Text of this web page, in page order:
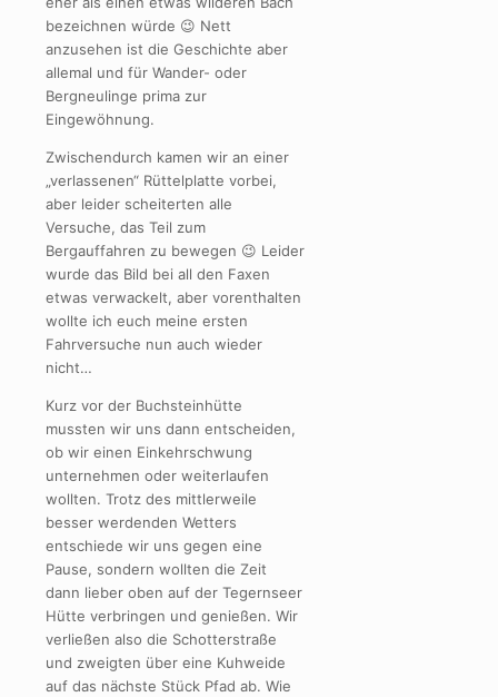
bezeichnen würde 😉 Nett
anzusehen ist die Geschichte aber
allemal und für Wander- oder
Bergneulinge prima zur
Eingewöhnung.
Zwischendurch kamen wir an einer
„verlassenen“ Rüttelplatte vorbei,
aber leider scheiterten alle
Versuche, das Teil zum
Bergauffahren zu bewegen 😉 Leider
wurde das Bild bei all den Faxen
etwas verwackelt, aber vorenthalten
wollte ich euch meine ersten
Fahrversuche nun auch wieder
nicht…
Kurz vor der Buchsteinhütte
mussten wir uns dann entscheiden,
ob wir einen Einkehrschwung
unternehmen oder weiterlaufen
wollten. Trotz des mittlerweile
besser werdenden Wetters
entschiede wir uns gegen eine
Pause, sondern wollten die Zeit
dann lieber oben auf der Tegernseer
Hütte verbringen und genießen. Wir
verließen also die Schotterstraße
und zweigten über eine Kuhweide
auf das nächste Stück Pfad ab. Wie